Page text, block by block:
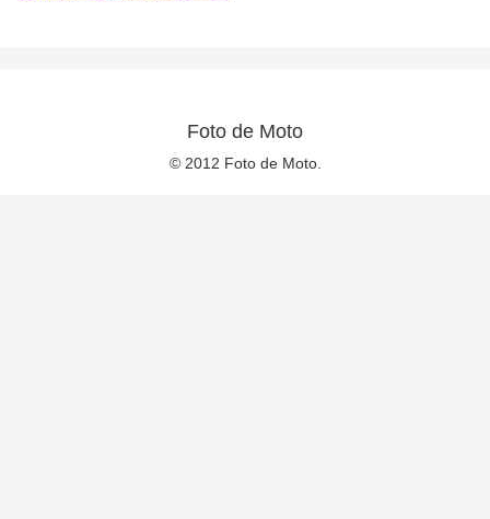
Foto de Moto
© 2012 Foto de Moto.